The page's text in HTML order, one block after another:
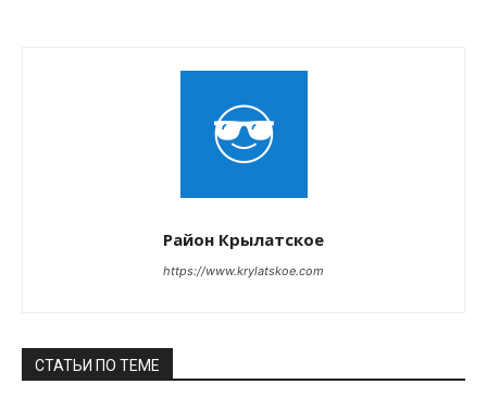
Район Крылатское
https://www.krylatskoe.com
СТАТЬИ ПО ТЕМЕ